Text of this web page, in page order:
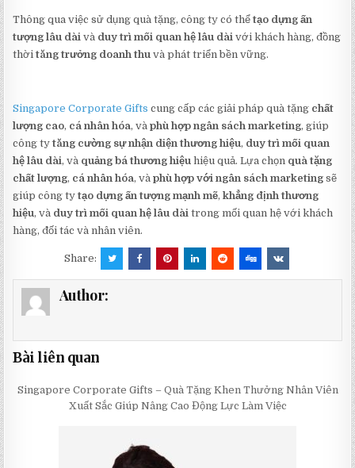
Thông qua việc sử dụng quà tặng, công ty có thểtạo dựng ấn
tượng lâu dài và duy trì mối quan hệ lâu dài với khách hàng, đồng
thờităng trưởng doanh thu và phát triển bền vững.
Singapore Corporate Gifts cung cấp các giải pháp quà tặng chất
lượng cao, cá nhân hóa, vàphù hợp ngân sách marketing, giúp
công tytăng cường sự nhận diện thương hiệu, duy trì mối quan
hệ lâu dài, và quảng bá thương hiệu hiệu quả. Lựa chọn quà tặng
chất lượng, cá nhân hóa, vàphù hợp với ngân sách marketing sẽ
giúp công tytạo dựng ấn tượng mạnh mẽ,khẳng định thương
hiệu, và duy trì mối quan hệ lâu dài trong mối quan hệ với khách
hàng, đối tác và nhân viên.
Share:
Author:
Bài liên quan
Singapore Corporate Gifts – Quà Tặng Khen Thưởng Nhân Viên
Xuất Sắc Giúp Nâng Cao Động Lực Làm Việc